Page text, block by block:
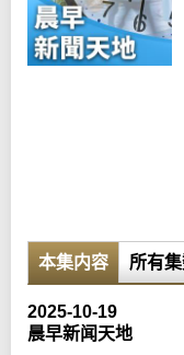
本集内容 所有
2025-10-19
晨早新闻天地